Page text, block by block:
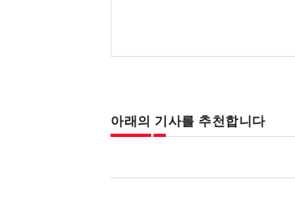
아래의 기사를 추천합니다